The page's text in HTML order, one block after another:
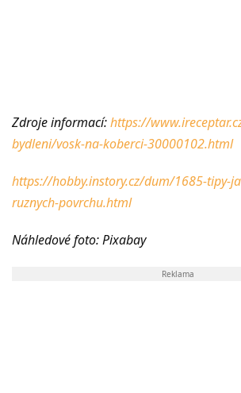
Zdroje informací:https://
bydleni/vosk-na-koberci-30000102.html
https://hobby.instory.cz/dum/1685-tipy-
ruznych-povrchu.html
Náhledové foto: Pixabay
Reklama